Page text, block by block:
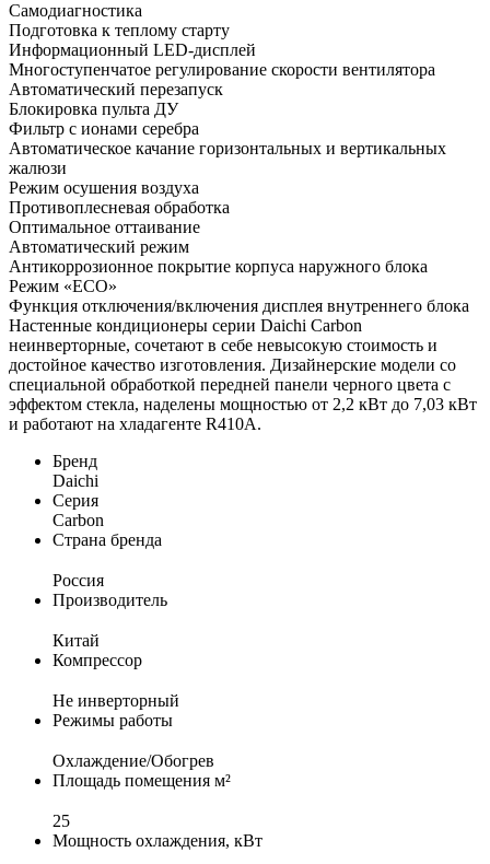
Самодиагностика
Подготовка к теплому старту
Информационный LED-дисплей
Многоступенчатое регулирование скорости вентилятора
Автоматический перезапуск
Блокировка пульта ДУ
Фильтр с ионами серебра
Автоматическое качание горизонтальных и вертикальных
жалюзи
Режим осушения воздуха
Противоплесневая обработка
Оптимальное оттаивание
Автоматический режим
Антикоррозионное покрытие корпуса наружного блока
Режим «ECO»
Функция отключения/включения дисплея внутреннего блока
Настенные кондиционеры серии Daichi Carbon
неинверторные, сочетают в себе невысокую стоимость и
достойное качество изготовления. Дизайнерские модели со
специальной обработкой передней панели черного цвета с
эффектом стекла, наделены мощностью от 2,2 кВт до 7,03 кВт
и работают на хладагенте R410A.
Бренд
Daichi
Серия
Carbon
Страна бренда
Россия
Производитель
Китай
Компрессор
Не инверторный
Режимы работы
Охлаждение/Обогрев
Площадь помещения м²
25
Мощность охлаждения, кВт